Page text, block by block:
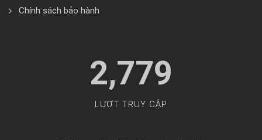
Chính sách bảo hành
2,779
LƯỢT TRUY CẬP